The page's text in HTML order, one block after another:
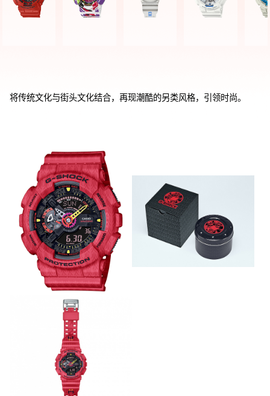
将传统文化与街头文化结合，再现潮酷的另类风格，引领时尚。